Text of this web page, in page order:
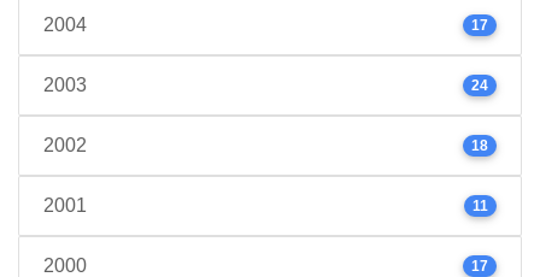
2004 17
2003 24
2002 18
2001 11
2000 17